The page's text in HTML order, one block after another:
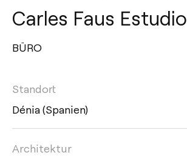
Carles Faus Estudio
BÜRO
Standort
Dénia (Spanien)
Architektur